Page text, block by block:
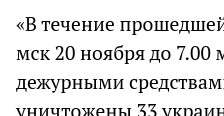
«В течение
мск 20 ноября до 7.00
дежурными
уничтожены 33